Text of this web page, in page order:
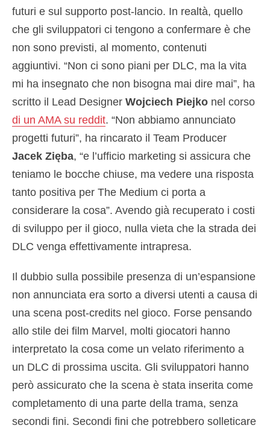
futuri e sul supporto post-lancio. In realtà, quello
che gli sviluppatori ci tengono a confermare è che
non sono previsti, al momento, contenuti
aggiuntivi. “Non ci sono piani per DLC, ma la vita
mi ha insegnato che non bisogna mai dire mai”, ha
scritto il Lead Designer Wojciech Piejko nel corso
di un AMA su reddit. “Non abbiamo annunciato
progetti futuri”, ha rincarato il Team Producer
Jacek Zięba, “e l’ufficio marketing si assicura che
teniamo le bocche chiuse, ma vedere una risposta
tanto positiva per The Medium ci porta a
considerare la cosa”. Avendo già recuperato i costi
di sviluppo per il gioco, nulla vieta che la strada dei
DLC venga effettivamente intrapresa.
Il dubbio sulla possibile presenza di un’espansione
non annunciata era sorto a diversi utenti a causa di
una scena post-credits nel gioco. Forse pensando
allo stile dei film Marvel, molti giocatori hanno
interpretato la cosa come un velato riferimento a
un DLC di prossima uscita. Gli sviluppatori hanno
però assicurato che la scena è stata inserita come
completamento di una parte della trama, senza
secondi fini. Secondi fini che potrebbero solleticare